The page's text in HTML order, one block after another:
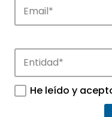
Noticias
Conoce las
APTE y sus
tecnológicos.
He leído y